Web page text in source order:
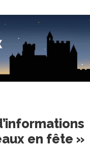
en fête »